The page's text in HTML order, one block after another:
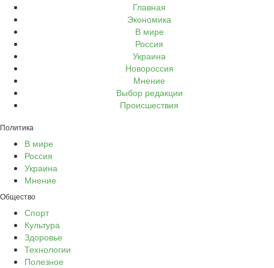
Главная
Экономика
В мире
Россия
Украина
Новороссия
Мнение
Выбор редакции
Происшествия
Политика
В мире
Россия
Украина
Мнение
Общество
Спорт
Культура
Здоровье
Технологии
Полезное